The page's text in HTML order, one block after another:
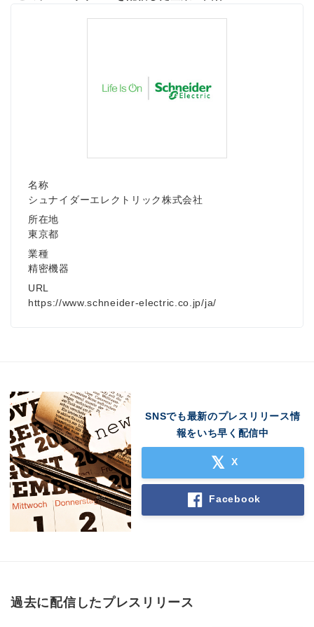
名称
シュナイダーエレクトリック株式会社
所在地
東京都
業種
精密機器
URL
https://www.schneider-electric.co.jp/ja/
SNSでも最新のプレスリリース情
報をいち早く配信中
X
Facebook
過去に配信したプレスリリース